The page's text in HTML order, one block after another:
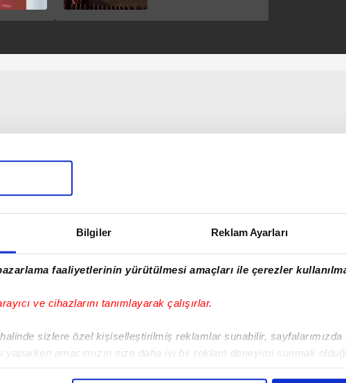
Bilgiler Reklam Ayarları
faaliyetlerinin yürütülmesi amaçları ile çerezler
ve cihazlarını tanımlayarak çalışırlar.
sizlere özel kişiselleştirilmiş reklamlar sunabilir,
yaparken amacımızın size daha iyi bir reklam deneyimi sunmak
01:00